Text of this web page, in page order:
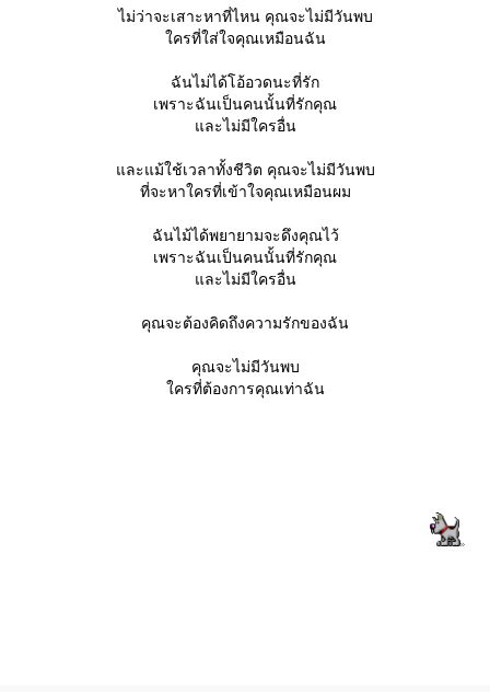
ไม่ว่าจะเสาะหาที่ไหน คุณจะไม่มีวันพบ
ครที่ใส่ใจคุณเหมือนฉัน
ฉันไม่ได้โอ้อวดนะที่รัก
เพราะฉันเป็นคนนั้นที่รักคุณ
ละไม่มีใครอื่น
ละแม้ใช้เวลาทั้งชีวิต คุณจะไม่มีวันพบ
ที่จะหาใครที่เข้าใจคุณเหมือนผม
ฉันไม้ได้พยายามจะดึงคุณไว้
เพราะฉันเป็นคนนั้นที่รักคุณ
ละไม่มีใครอื่น
คุณจะต้องคิดถึงความรักของฉัน
คุณจะไม่มีวันพบ
ครที่ต้องการคุณเท่าฉัน